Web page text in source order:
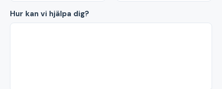
Hur kan vi hjälpa dig?